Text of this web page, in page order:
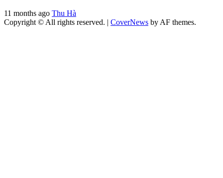
11 months ago Thu Hà
Copyright © All rights reserved. | CoverNews by AF themes.